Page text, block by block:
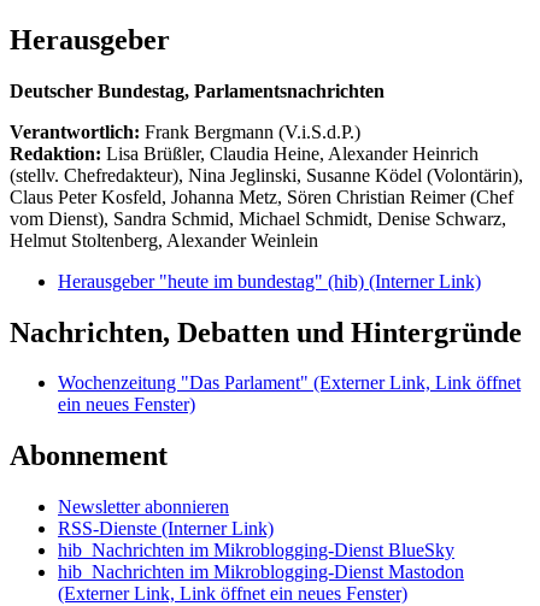
Herausgeber
Deutscher Bundestag, Parlamentsnachrichten
Verantwortlich: Frank Bergmann (V.i.S.d.P.)
Redaktion: Lisa Brüßler, Claudia Heine, Alexander Heinrich
(stellv. Chefredakteur), Nina Jeglinski, Susanne Ködel (Volontärin),
Claus Peter Kosfeld, Johanna Metz, Sören Christian Reimer (Chef
vom Dienst), Sandra Schmid, Michael Schmidt, Denise Schwarz,
Helmut Stoltenberg, Alexander Weinlein
Herausgeber "heute im bundestag" (hib) (Interner Link)
Nachrichten, Debatten und Hintergründe
Wochenzeitung "Das Parlament" (Externer Link, Link öffnet
ein neues Fenster)
Abonnement
Newsletter abonnieren
RSS-Dienste (Interner Link)
hib_Nachrichten im Mikroblogging-Dienst BlueSky
hib_Nachrichten im Mikroblogging-Dienst Mastodon
(Externer Link, Link öffnet ein neues Fenster)